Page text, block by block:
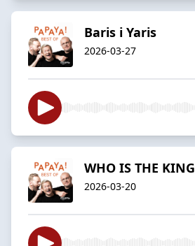
Baris i Yaris
2026-03-27
WHO IS THE
2026-03-20